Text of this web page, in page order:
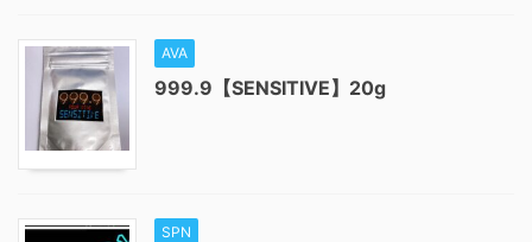
AVA
999.9【SENSITIVE】20g
SPN